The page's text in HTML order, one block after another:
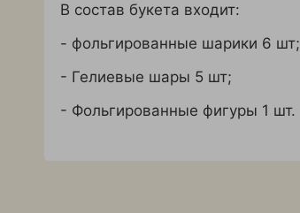
В состав букета входит:
- фольгированные шарики 6 шт;
- Гелиевые шары 5 шт;
- Фольгированные фигуры 1 шт.